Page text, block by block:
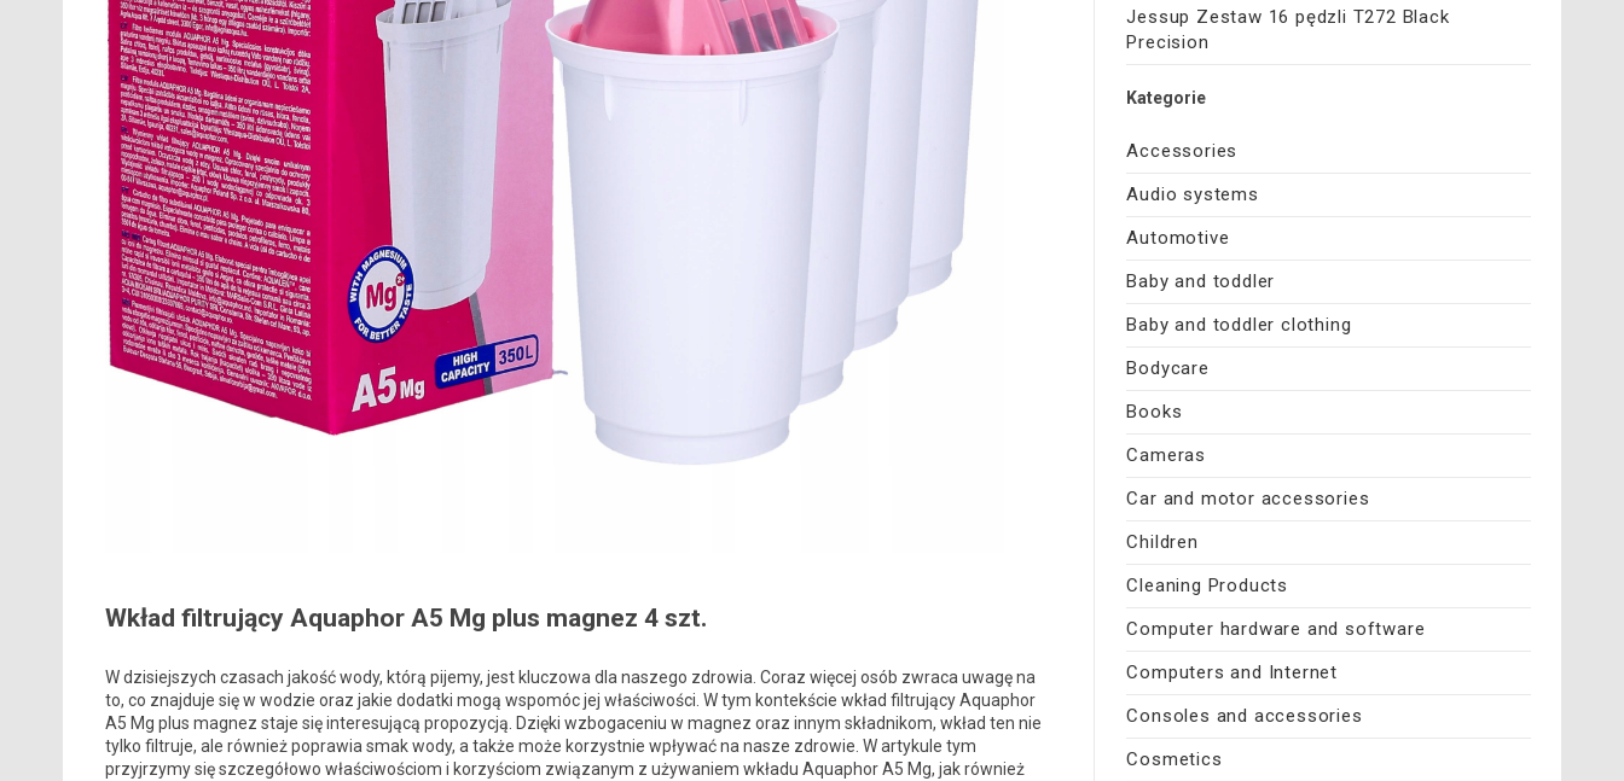
Wkład filtrujący Aquaphor A5 Mg plus magnez 4 szt.
W dzisiejszych czasach jakość wody, którą pijemy, jest kluczowa dla naszego zdrowia. Coraz więcej osób zwraca uwagę na
to, co znajduje się w wodzie oraz jakie dodatki mogą wspomóc jej właściwości. W tym kontekście wkład filtrujący Aquaphor
A5 Mg plus magnez staje się interesującą propozycją. Dzięki wzbogaceniu w magnez oraz innym składnikom, wkład ten nie
tylko filtruje, ale również poprawia smak wody, a także może korzystnie wpływać na nasze zdrowie. W artykule tym
przyjrzymy się szczegółowo właściwościom i korzyściom związanym z używaniem wkładu Aquaphor A5 Mg, jak również
Jessup Zestaw 16 pędzli T272 Black
Precision
Kategorie
Accessories
Audio systems
Automotive
Baby and toddler
Baby and toddler clothing
Bodycare
Books
Cameras
Car and motor accessories
Children
Cleaning Products
Computer hardware and software
Computers and Internet
Consoles and accessories
Cosmetics